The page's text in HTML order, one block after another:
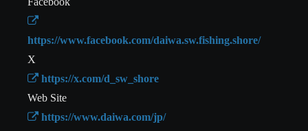
https://www.facebook.com/daiwa.sw.fishing.shore/
https://x.com/d_sw_shore
https://www.daiwa.com/jp/